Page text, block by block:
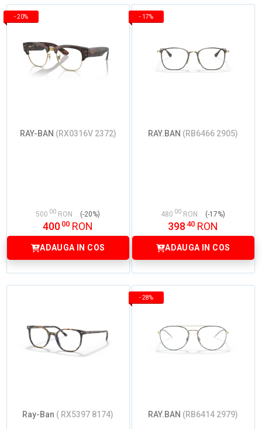
- 20%
RAY-BAN (RX0316V 2372)
500 00 RON (-20%)
400 00 RON
ADAUGA IN COS
- 17%
RAY.BAN (RB6466 2905)
480 00 RON (-17%)
398 40 RON
ADAUGA IN COS
Ray-Ban ( RX5397 8174)
- 28%
RAY.BAN (RB6414 2979)